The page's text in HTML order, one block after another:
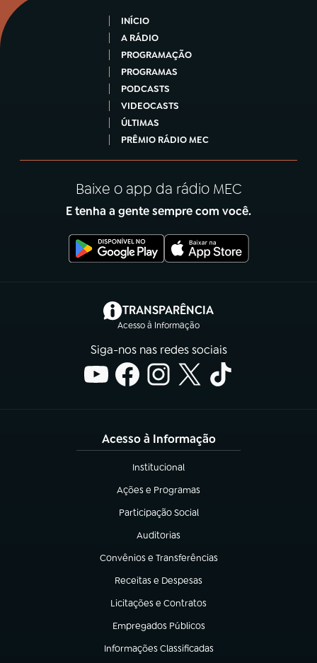
INÍCIO
A RÁDIO
PROGRAMAÇÃO
PROGRAMAS
PODCASTS
VIDEOCASTS
ÚLTIMAS
PRÊMIO RÁDIO MEC
Baixe o app da rádio MEC
E tenha a gente sempre com você.
TRANSPARÊNCIA
Acesso à Informação
(abre em nova aba)
Siga-nos nas redes sociais
Acesso à Informação
Institucional
(abre em nova aba)
Ações e Programas
(abre em nova aba)
Participação Social
(abre em nova aba)
Auditorias
(abre em nova aba)
Convênios e Transferências
(abre em nova aba)
Receitas e Despesas
(abre em nova aba)
Licitações e Contratos
(abre em nova aba)
Empregados Públicos
(abre em nova aba)
Informações Classificadas
(abre em nova aba)